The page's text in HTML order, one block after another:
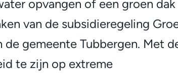
opvangen of een groen dak
van de subsidieregeling
gemeente Tubbergen. Met
te zijn op extreme